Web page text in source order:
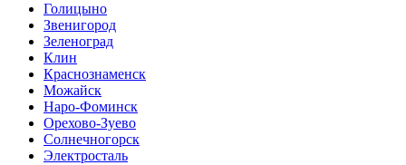
Голицыно
Звенигород
Зеленоград
Клин
Краснознаменск
Можайск
Наро-Фоминск
Орехово-Зуево
Солнечногорск
Электросталь